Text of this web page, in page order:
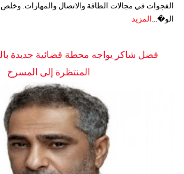
الفجوات في مجالات الطاقة والاتصال والمهارات. وخلص
الو�...
المزيد
فضل شاكر يواجه محطة قضائية جديدة
المنتظرة إلى المسرح